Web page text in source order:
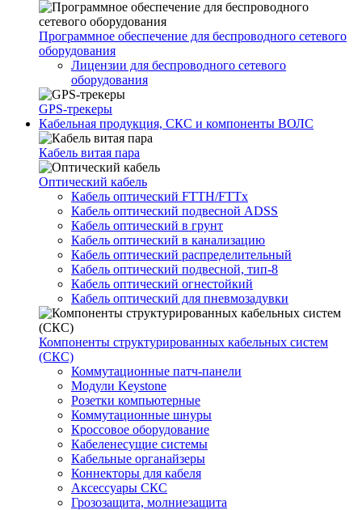
Программное обеспечение для беспроводного сетевого
оборудования
Лицензии для беспроводного сетевого
оборудования
GPS-трекеры
Кабельная продукция, СКС и компоненты ВОЛС
Кабель витая пара
Оптический кабель
Кабель оптический FTTH/FTTx
Кабель оптический подвесной ADSS
Кабель оптический в грунт
Кабель оптический в канализацию
Кабель оптический распределительный
Кабель оптический подвесной, тип-8
Кабель оптический огнестойкий
Кабель оптический для пневмозадувки
Компоненты структурированных кабельных систем
(СКС)
Коммутационные патч-панели
Модули Keystone
Розетки компьютерные
Коммутационные шнуры
Кроссовое оборудование
Кабеленесущие системы
Кабельные органайзеры
Коннекторы для кабеля
Аксессуары СКС
Грозозащита, молниезащита